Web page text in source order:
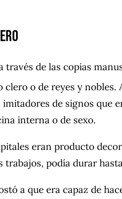
través de las copias
o de reyes y
de signos
interna o de sexo.
eran producto
trabajos, podía durar
a que era capaz de